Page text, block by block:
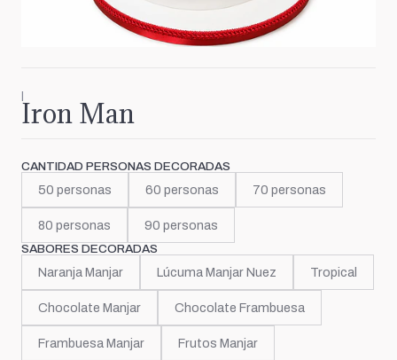
|
Iron Man
CANTIDAD PERSONAS DECORADAS
50 personas 60 personas 70 personas
80 personas 90 personas
SABORES DECORADAS
Naranja Manjar Lúcuma Manjar Nuez Tropical
Chocolate Manjar Chocolate Frambuesa
Frambuesa Manjar Frutos Manjar